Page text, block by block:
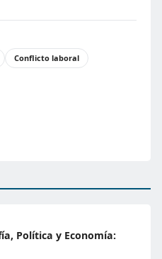
Conflicto laboral
Política y Economía: